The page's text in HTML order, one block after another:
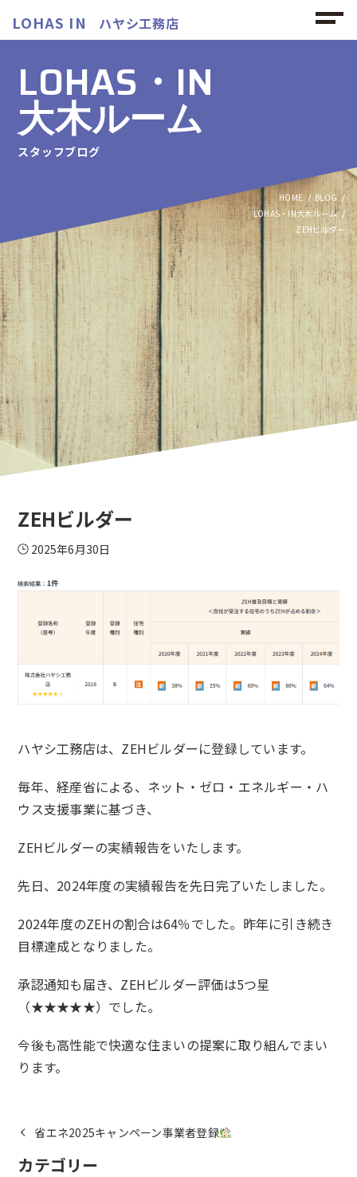
LOHAS IN ハヤシ工務店
LOHAS・IN
大木ルーム
スタッフブログ
HOME
BLOG
LOHAS・IN大木ルーム
ZEHビルダー
ZEHビルダー
2025年6月30日
ハヤシ工務店は、ZEHビルダーに登録しています。
毎年、経産省による、ネット・ゼロ・エネルギー・ハ
ウス支援事業に基づき、
ZEHビルダーの実績報告をいたします。
先日、2024年度の実績報告を先日完了いたしました。
2024年度のZEHの割合は64％でした。昨年に引き続き
目標達成となりました。
承認通知も届き、ZEHビルダー評価は5つ星
（★★★★★）でした。
今後も高性能で快適な住まいの提案に取り組んでまい
ります。
省エネ2025キャンペーン事業者登録
カテゴリー